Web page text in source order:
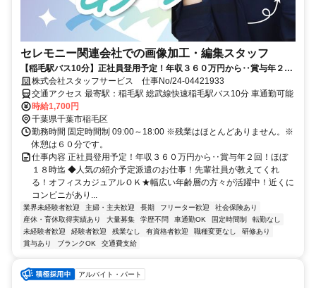
セレモニー関連会社での画像加工・編集スタッフ
【稲毛駅バス10分】正社員登用予定！年収３６０万円から‥賞与年２
回！ほぼ１８時迄
株式会社スタッフサービス 仕事No/24-04421933
交通アクセス 最寄駅：稲毛駅 総武線快速稲毛駅バス10分 車通勤可能
時給1,700円
千葉県千葉市稲毛区
勤務時間 固定時間制 09:00～18:00 ※残業はほとんどありません。※
休憩は６０分です。
仕事内容 正社員登用予定！年収３６０万円から‥賞与年２回！ほぼ
１８時迄 ◆人気の紹介予定派遣のお仕事！先輩社員が教えてくれ
る！オフィスカジュアルＯＫ★幅広い年齢層の方々が活躍中！近くに
コンビニがあり...
業界未経験者歓迎 主婦・主夫歓迎 長期 フリーター歓迎
社会保険あり
産休・育休取得実績あり
大量募集 学歴不問 車通勤OK 固定時間制
転勤なし
未経験者歓迎
経験者歓迎 残業なし 有資格者歓迎 職種変更なし
研修あり
賞与あり
ブランクOK 交通費支給
アルバイト・パート